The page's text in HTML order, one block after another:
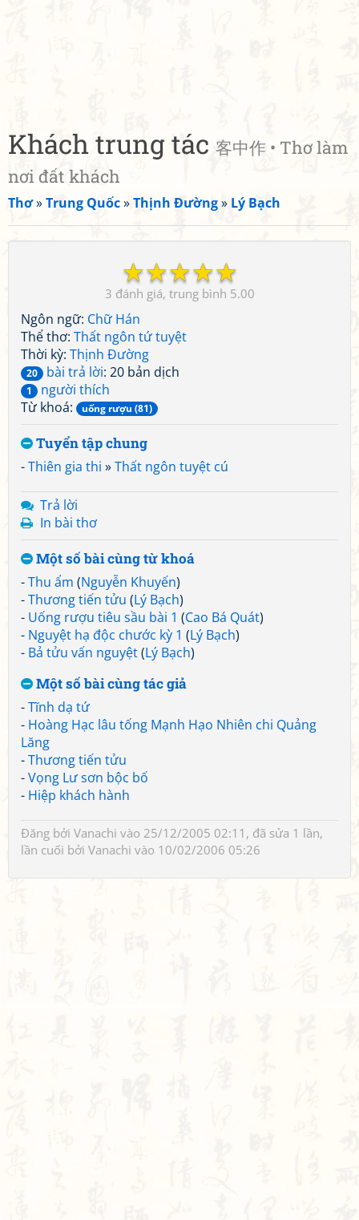
Khách trung tác 客中作 • Thơ làm
nơi đất khách
Thơ»Trung Quốc»Thịnh Đường» Lý Bạch
☆
☆
☆
☆
☆
3 5.00
Ngôn ngữ: Chữ Hán
Thể thơ: Thất ngôn tứ tuyệt
Thời kỳ: Thịnh Đường
20 bài trả lời: 20 bản dịch
1
người thích
Từ khoá:
uống rượu (81)
Tuyển tập chung
-Thiên gia thi »Thất ngôn tuyệt cú
Trả lời
In bài thơ
Một số bài cùng từ khoá
-Thu ẩm (Nguyễn Khuyến)
-Thương tiến tửu (Lý Bạch)
- Uống rượu tiêu sầu bài 1 (Cao Bá Quát)
- Nguyệt hạ độc chước kỳ 1 (Lý Bạch)
- Bả tửu vấn nguyệt(Lý Bạch)
Một số bài cùng tác giả
-Tĩnh dạ tứ
- Hoàng Hạc lâu tống Mạnh Hạo Nhiên chi Quảng
Lăng
-Thương tiến tửu
-Vọng Lư sơn bộc bố
- Hiệp khách hành
Đăng bởi Vanachi vào 25/12/2005 02:11, đã sửa 1 lần,
lần cuối bởi Vanachi vào 10/02/2006 05:26